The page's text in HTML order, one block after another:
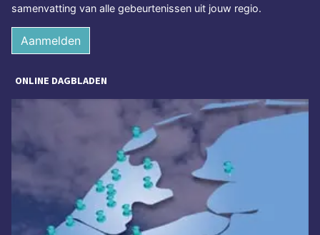
samenvatting van alle gebeurtenissen uit jouw regio.
Aanmelden
ONLINE DAGBLADEN